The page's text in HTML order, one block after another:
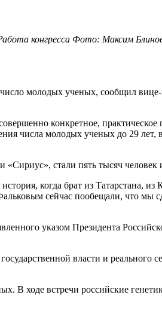
конгресса Фото: Максим
молодых ученых, сообщил
конкретное,
числа молодых ученых до 29
стали пять тысяч человек
когда брат из Татарстана, из
сейчас пообещали, что мы
указом Президента
власти и реального
В ходе встречи российские